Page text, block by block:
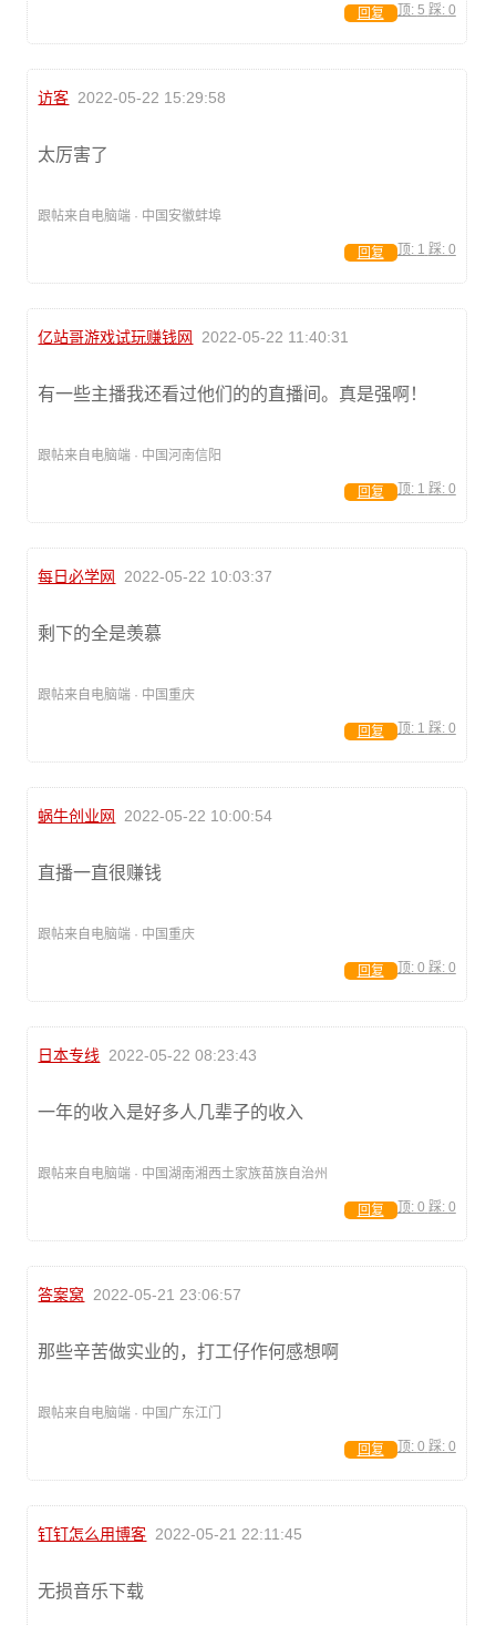
顶: 5 踩: 0
回复
访客 2022-05-22 15:29:58
太厉害了
跟帖来自电脑端 · 中国安徽蚌埠
顶: 1 踩: 0
回复
亿站哥游戏试玩赚钱网 2022-05-22 11:40:31
有一些主播我还看过他们的的直播间。真是强啊！
跟帖来自电脑端 · 中国河南信阳
顶: 1 踩: 0
回复
每日必学网 2022-05-22 10:03:37
剩下的全是羡慕
跟帖来自电脑端 · 中国重庆
顶: 1 踩: 0
回复
蜗牛创业网 2022-05-22 10:00:54
直播一直很赚钱
跟帖来自电脑端 · 中国重庆
顶: 0 踩: 0
回复
日本专线 2022-05-22 08:23:43
一年的收入是好多人几辈子的收入
跟帖来自电脑端 · 中国湖南湘西土家族苗族自治州
顶: 0 踩: 0
回复
答案窝 2022-05-21 23:06:57
那些辛苦做实业的，打工仔作何感想啊
跟帖来自电脑端 · 中国广东江门
顶: 0 踩: 0
回复
钉钉怎么用博客 2022-05-21 22:11:45
无损音乐下载